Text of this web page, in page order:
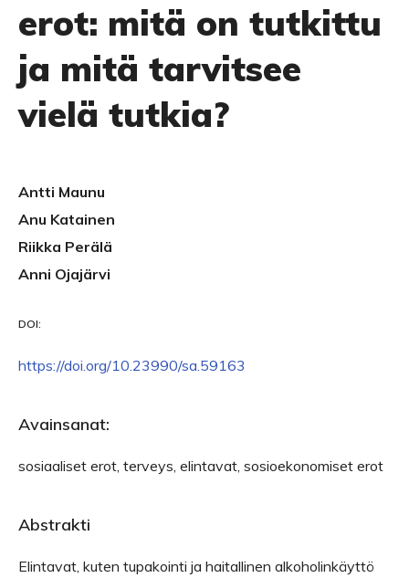
erot: mitä on tutkittu
ja mitä tarvitsee
vielä tutkia?
Antti Maunu
Anu Katainen
Riikka Perälä
Anni Ojajärvi
DOI:
https://doi.org/10.23990/sa.59163
Avainsanat:
sosiaaliset erot, terveys, elintavat, sosioekonomiset erot
Abstrakti
Elintavat, kuten tupakointi ja haitallinen alkoholinkäyttö